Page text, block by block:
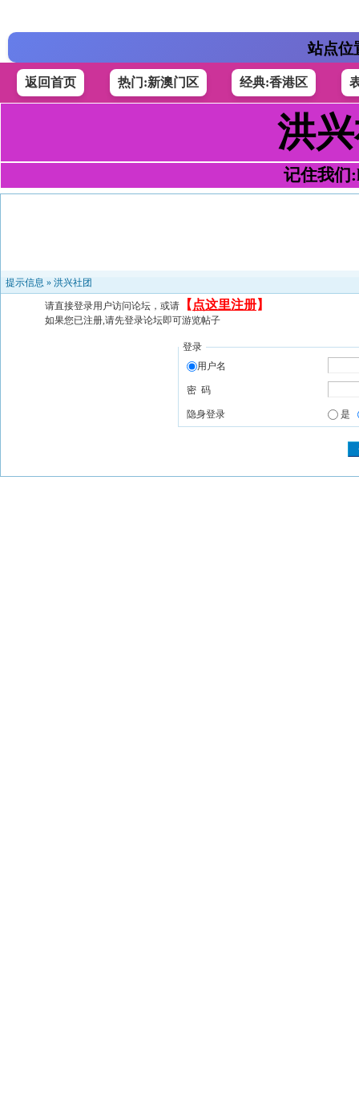
站点位
返回首页 热门:新澳门区 经典:香港区
洪
记住我们
提示信息 » 洪兴社团
请直接登录用户访问论坛，或请 【 点这里注册】
如果您已注册,请先登录论坛即可游览帖子
登录
用户名
密 码
隐身登录 是